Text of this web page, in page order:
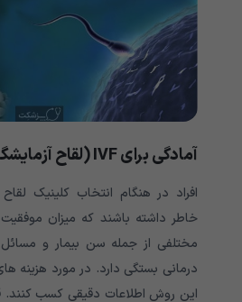
آمادگی برایIVF (لقاح آزمایشگاهی)
خاطر داشته باشند که میزان
مختلفی از جمله سن بیمار و
درمانی بستگی دارد. در مورد هزینه